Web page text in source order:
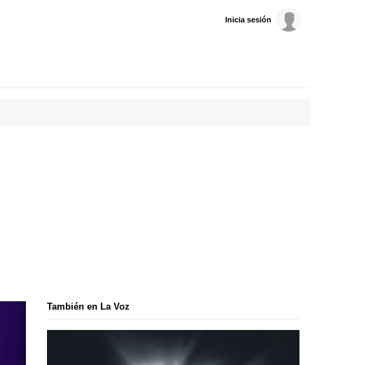
Inicia sesión
También en La Voz